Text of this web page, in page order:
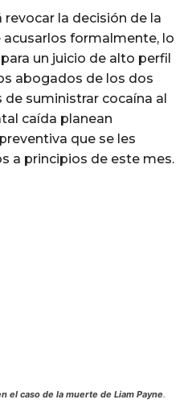
la decisión de la
acusarlos formalmente, lo
un juicio de alto perfil
abogados de los dos
suministrar cocaína al
caída planean
que se les
a principios de este mes.
el caso de la muerte de Liam Payne.